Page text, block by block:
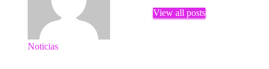
View all posts
Navegación
Previous
Noticias